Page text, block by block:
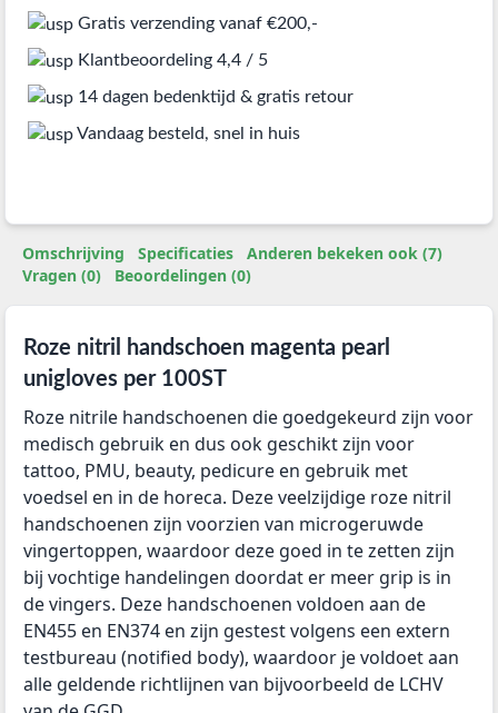
Gratis verzending vanaf €200,-
Klantbeoordeling 4,4 / 5
14 dagen bedenktijd & gratis retour
Vandaag besteld, snel in huis
Omschrijving Specificaties
Anderen bekeken ook (7)
Vragen (0)
Beoordelingen (0)
Roze nitril handschoen magenta pearl
unigloves per 100ST
Roze nitrile handschoenen die goedgekeurd zijn voor
medisch gebruik en dus ook geschikt zijn voor
tattoo, PMU, beauty, pedicure en gebruik met
voedsel en in de horeca. Deze veelzijdige roze nitril
handschoenen zijn voorzien van microgeruwde
vingertoppen, waardoor deze goed in te zetten zijn
bij vochtige handelingen doordat er meer grip is in
de vingers. Deze handschoenen voldoen aan de
EN455 en EN374 en zijn gestest volgens een extern
testbureau (notified body), waardoor je voldoet aan
alle geldende richtlijnen van bijvoorbeeld de LCHV